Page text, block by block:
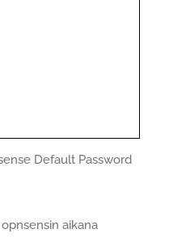
Default Password
aikana